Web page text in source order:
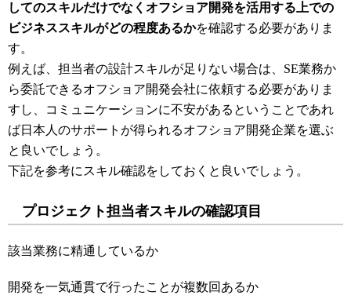
してのスキルだけでなくオフショア開発を活用する上での
ビジネススキルがどの程度あるかを確認する必要がありま
す。
例えば、担当者の設計スキルが足りない場合は、SE業務か
ら委託できるオフショア開発会社に依頼する必要がありま
すし、コミュニケーションに不安があるということであれ
ば日本人のサポートが得られるオフショア開発企業を選ぶ
と良いでしょう。
下記を参考にスキル確認をしておくと良いでしょう。
プロジェクト担当者スキルの確認項目
該当業務に精通しているか
開発を一気通貫で行ったことが複数回あるか